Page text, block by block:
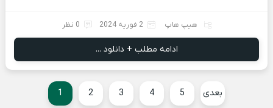
هیپ هاپ 2 فوریه 2024 0 نظر
ادامه مطلب + دانلود ...
1 2 3 4 5 بعدی